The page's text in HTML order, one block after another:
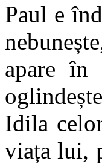
Paul e
apare în
Idila
viața lui,